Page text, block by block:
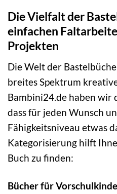
Die Vielfalt der
einfachen
Projekten
Die Welt der
breites Spektrum
Bambini24.de haben wir
dass für jeden Wunsch
Fähigkeitsniveau etwas
Kategorisierung hilft
Buch zu finden:
Bücher für